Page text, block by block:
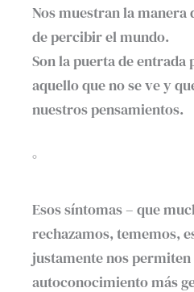
Nos muestran la manera
de percibir el mundo.
Son la puerta de entrada
aquello que no se ve y
nuestros pensamientos.
°
Esos síntomas – que
rechazamos, tememos,
justamente nos
autoconocimiento más